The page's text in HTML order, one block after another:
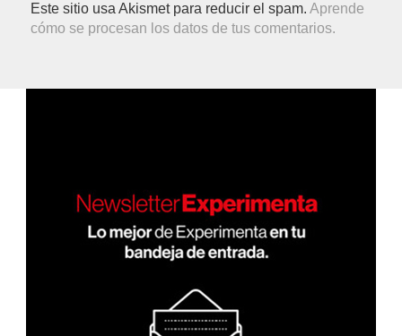
Este sitio usa Akismet para reducir el spam.Aprende
cómo se procesan los datos de tus comentarios.